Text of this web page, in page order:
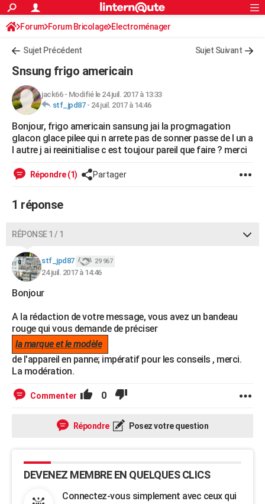
ACTUALITÉS
Politique
Société
Faits Divers
Education
Monde
Villes
+
FINANCE
Retraite
Impôts
Epargne
Immobilier
Risques naturels par ville
Banque
Assurance
Crédit
AUTO
Essais
Réserver un essai
Citadines
Berlines
SUV
Forum auto
+HIGH-TECH
Mobiles
Meilleur smartphone
Internet
Ordinateurs
Jeux vidéo
Guide high-tech
+
Forum
Aménagement intérieur
Extérieur
Cuisine
Salle de bains
Jardinage
Rangement
WEEK-END
Guides de France
Escapades
Patrimoine
Expositions
Musées
Week-end nature
+LIFESTYLE
Art de vivre
Bien-être
Loisirs
ModeModes de vie
SANTE
Alimentation
Guide de la santé
Maladies
Médicaments
Sommeil
VOYAGE
Destinations
City break
Voyage nature
Voyage de noces
Forum
Climat
PHOTO
BONS PLANS
CARTE DE VOEUX
Carte de Noël
Carte Bonne année
Carte Saint-Valentin
Carte Pâques
Carte d'anniversaire
DICTIONNAIRE
Dictionnaire
Biographies
Citations
Expressions
Proverbes
PROGRAMME TV
COPAINS D'AVANT
FORUM
S'inscrire
Connexion
Forum Forum Bricolage Electroménager
Sujet Précédent Sujet Suivant
Snsung frigo americain
jack66- Modifié le 24 juil. 2017 à 13:33
stf_jpd87- 24 juil. 2017 à 14:46
Bonjour, frigo americain sansung jai la progmagation
glacon glace pilee qui n arrete pas de sonner passe de l un a
l autre j ai reeinitialise c est toujour pareil que faire ? merci
Répondre (1) Partager
1 réponse
RÉPONSE 1 / 1
stf_jpd87 29 967
24 juil. 2017 à 14:46
Bonjour
A la rédaction de votre message, vous avez un bandeau
rouge qui vous demande de préciser
la marque et le modèle
de l'appareil en panne; impératif pour les conseils , merci.
La modération.
Commenter 0
Répondre Posez votre question
DEVENEZ MEMBRE EN QUELQUES CLICS
Connectez-vous simplement avec ceux qui